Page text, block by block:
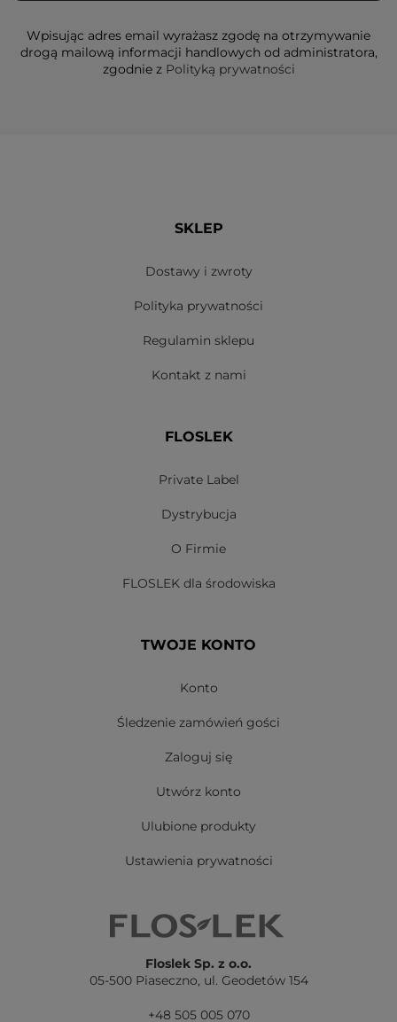
Wpisując adres email wyrażasz zgodę na otrzymywanie
drogą mailową informacji handlowych od administratora,
zgodnie z Polityką prywatności
SKLEP
Dostawy i zwroty
Polityka prywatności
Regulamin sklepu
Kontakt z nami
FLOSLEK
Private Label
Dystrybucja
O Firmie
FLOSLEK dla środowiska
TWOJE KONTO
Konto
Śledzenie zamówień gości
Zaloguj się
Utwórz konto
Ulubione produkty
Ustawienia prywatności
Floslek Sp. z o.o.
05-500 Piaseczno, ul. Geodetów 154
+48 505 005 070